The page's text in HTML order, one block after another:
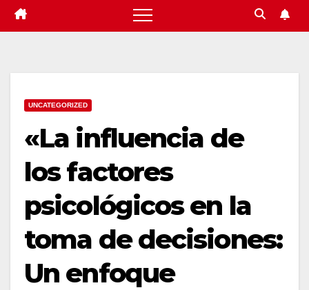
UNCATEGORIZED
«La influencia de
los factores
psicológicos en la
toma de decisiones:
Un enfoque